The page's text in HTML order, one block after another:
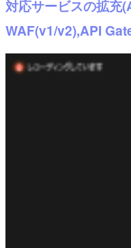
対応サービスの拡充
WAF(v1/v2),API